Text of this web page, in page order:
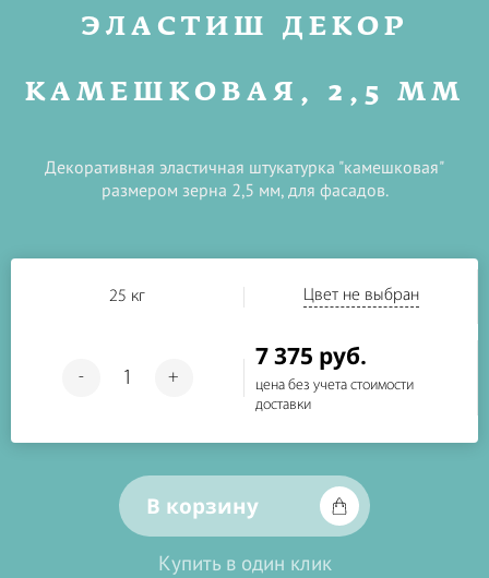
ЭЛАСТИШ ДЕКОР
КАМЕШКОВАЯ, 2,5 ММ
Декоративная эластичная штукатурка "камешковая"
размером зерна 2,5 мм, для фасадов.
25 кг Цвет не выбран
- +
7 375 руб.
цена без учета стоимости
доставки
В корзину
Купить в один клик